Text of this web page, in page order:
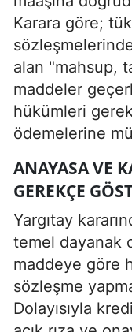
Karara göre;
alan "mahsup,
maddeler
hükümleri
ödemelerine
ANAYASA VE
GEREKÇE
Yargıtay
temel dayanak
maddeye göre
sözleşme
Dolayısıyla